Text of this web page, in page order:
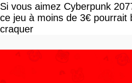
Si vous aimez Cyberpunk
ce jeu à moins de 3€ pourrait
craquer